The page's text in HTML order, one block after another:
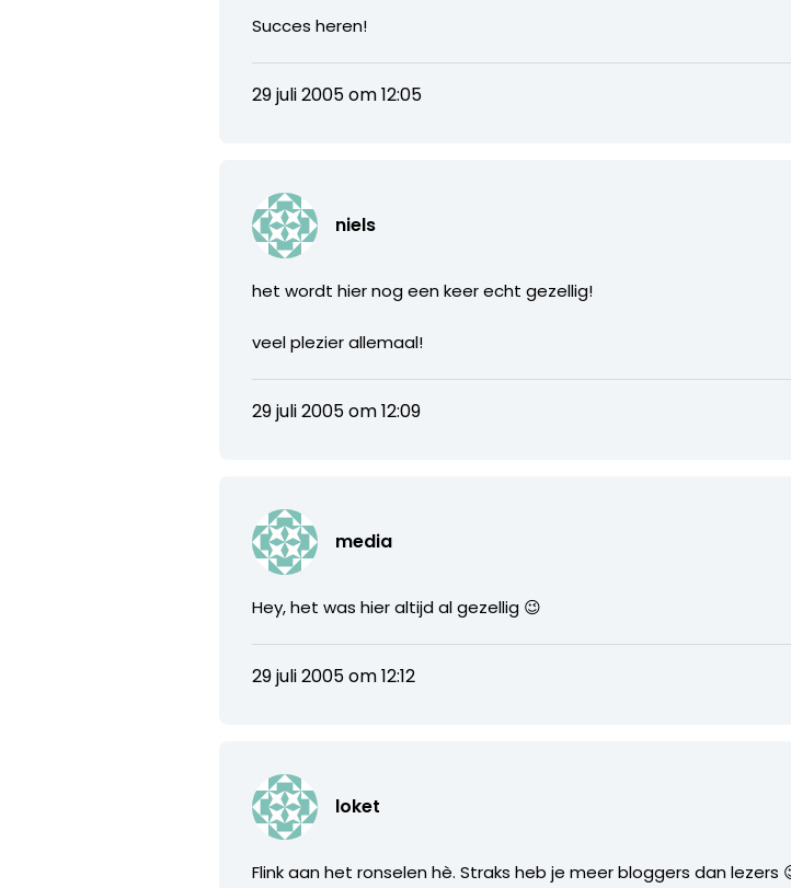
Succes heren!
29 juli 2005 om 12:05
niels
het wordt hier nog een keer echt gezellig!
veel plezier allemaal!
29 juli 2005 om 12:09
media
Hey, het was hier altijd al gezellig 😉
29 juli 2005 om 12:12
loket
Flink aan het ronselen hè. Straks heb je meer bloggers dan lezers